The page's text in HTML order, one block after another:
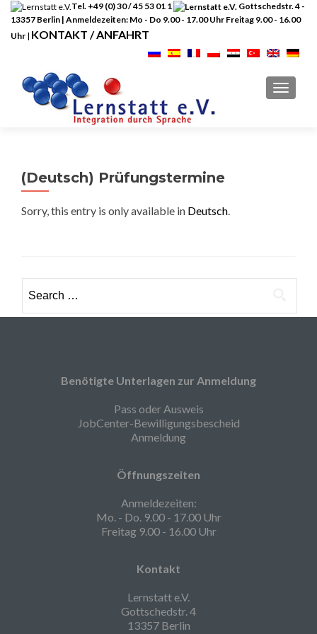
Tel. +49 (0) 30 / 45 53 01 1
Gottschedstr. 4 -
13357 Berlin | Anmeldezeiten: Mo - Do 9.00 - 17.00 Uhr Freitag 9.00 - 16.00
Uhr | KONTAKT / ANFAHRT
(Deutsch) Prüfungstermine
Sorry, this entry is only available in Deutsch.
for:
Benötigte Unterlagen zur Anmeldung
Pass oder Ausweis
JobCenter-Bewilligungsbescheid
Anmeldung
Öffnungszeiten
Anmeldezeiten:
Mo. - Do. 9.00 - 17.00 Uhr
Freitag 9.00 - 16.00 Uhr
Kontakt
Lernstatt e.V.
Gottschedstr. 4
13357 Berlin